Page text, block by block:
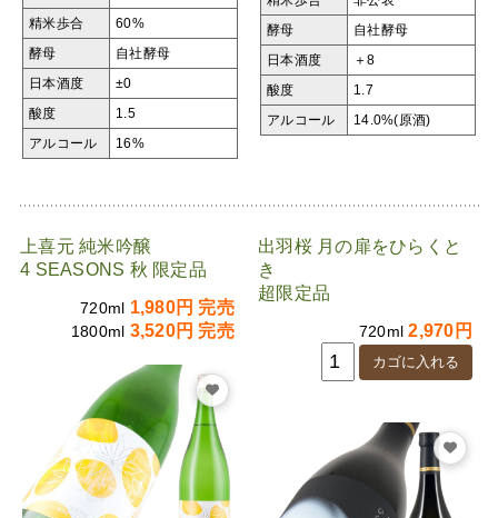
精米歩合 60%
酵母 自社酵母
日本酒度 ±0
酸度 1.5
アルコール 16%
酵母 自社酵母
日本酒度 ＋8
酸度 1.7
アルコール 14.0%(原酒)
上喜元 純米吟醸
4 SEASONS 秋 限定品
720ml 1,980円 完売
1800ml 3,520円 完売
出羽桜 月の扉をひらくと
き
超限定品
720ml2,970円